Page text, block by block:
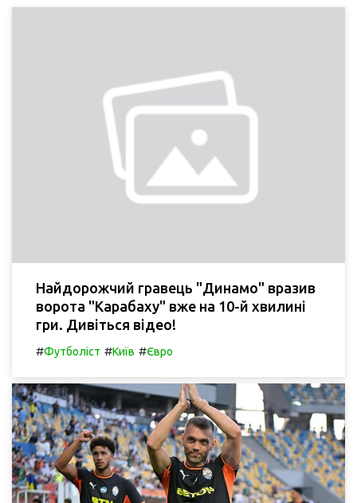
Найдорожчий гравець "Динамо" вразив
ворота "Карабаху" вже на 10-й хвилині
гри. Дивіться відео!
#Футболіст #Київ #Євро